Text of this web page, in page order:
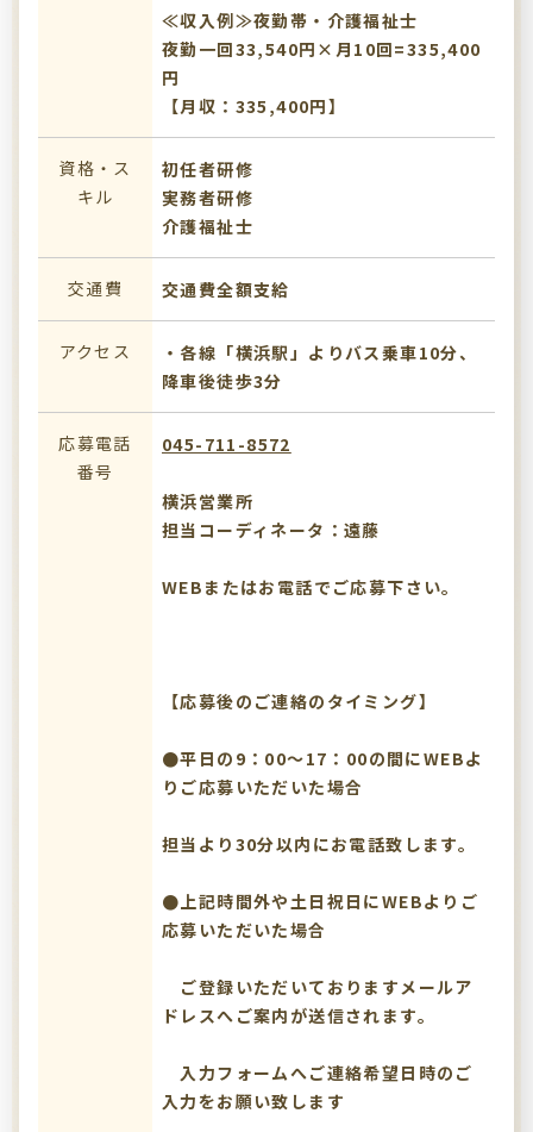
≪収入例≫夜勤帯・介護福祉士
夜勤一回33,540円×月10回=335,400
円
【月収：335,400円】
資格・ス
キル
初任者研修
実務者研修
介護福祉士
交通費 交通費全額支給
アクセス
・各線「横浜駅」よりバス乗車10分、
降車後徒歩3分
応募電話
番号
045-711-8572
横浜営業所
担当コーディネータ：遠藤
WEBまたはお電話でご応募下さい。
【応募後のご連絡のタイミング】
●平日の9：00～17：00の間にWEBよ
りご応募いただいた場合
担当より30分以内にお電話致します。
●上記時間外や土日祝日にWEBよりご
応募いただいた場合
ご登録いただいておりますメールア
ドレスへご案内が送信されます。
入力フォームへご連絡希望日時のご
入力をお願い致します